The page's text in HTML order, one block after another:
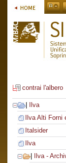
contrai l'albero
Ilva
Ilva Alti Forni
Italsider
Ilva
Ilva -